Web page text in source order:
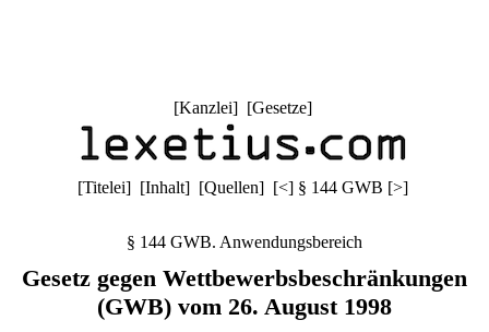
[Kanzlei] [Gesetze]
[Titelei] [Inhalt] [Quellen] [<] § 144 GWB [>]
§ 144 GWB. Anwendungsbereich
Gesetz gegen Wettbewerbsbeschränkungen
(GWB) vom 26. August 1998